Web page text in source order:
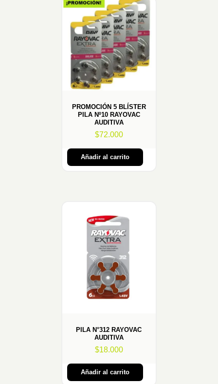
PROMOCIÓN 5 BLÍSTER
PILA Nº10 RAYOVAC
AUDITIVA
$72.000
Añadir al carrito
PILA N°312 RAYOVAC
AUDITIVA
$18.000
Añadir al carrito